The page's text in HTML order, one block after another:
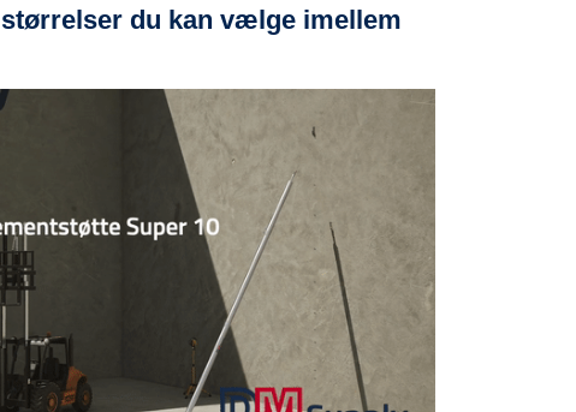
du kan vælge imellem